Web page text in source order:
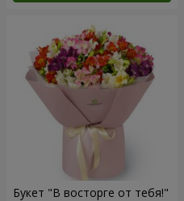
Букет "В восторге от тебя!"